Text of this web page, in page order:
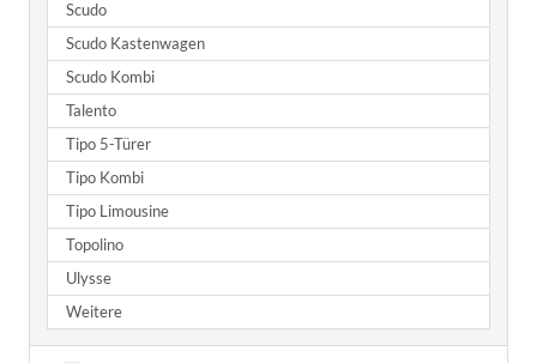
Scudo
Scudo Kastenwagen
Scudo Kombi
Talento
Tipo 5-Türer
Tipo Kombi
Tipo Limousine
Topolino
Ulysse
Weitere